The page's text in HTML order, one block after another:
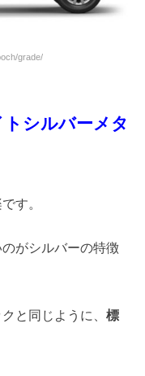
grade/
シルバーメタ
す。
がシルバーの特徴
と同じように、標